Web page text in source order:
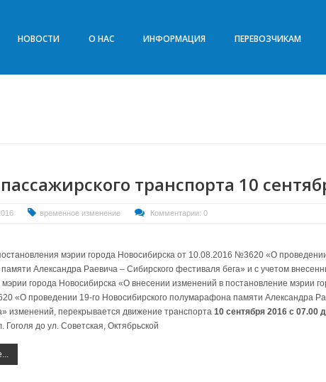
НОВОСТИ О НАС ИНФОРМАЦИЯ ПЕРЕВОЗЧИКАМ
транспорта 10
временное изменение Комментарии: 0
мэрии города Новосибирска от 10.08.2016 №3620 «О
Александра Раевича – Сибирского фестиваля бега» и с учетом
города Новосибирска «О внесении изменений в постановление мэрии
«О проведении 19-го Новосибирского полумарафона памяти Александра
изменений, перекрывается движение транспорта 10 сентября 2016 с 07.00
Гоголя до ул. Советская, Октябрьской